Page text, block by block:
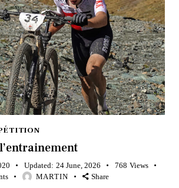
Updated: 24 June, 2026 768 Views
MARTIN Share